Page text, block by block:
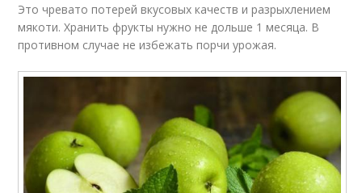
Это чревато потерей вкусовых качеств и разрыхлением
мякоти. Хранить фрукты нужно не дольше 1 месяца. В
противном случае не избежать порчи урожая.